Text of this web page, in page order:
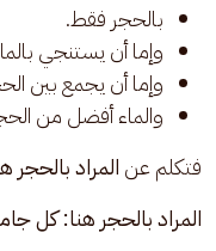
بالحجر فقط.
وإما أن يستنجي
وإما أن يجمع بين
والماء أفضل من
فتكلم عن المراد بالحجر
المراد بالحجر هنا: كل